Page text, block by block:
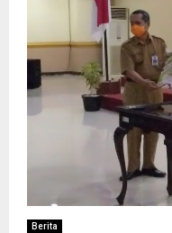
Berita